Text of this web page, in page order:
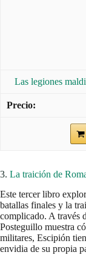
Las legiones
3. La traición de
Este tercer libro
batallas finales y la
complicado. A través
Posteguillo muestra
militares, Escipión
envidia de su propia